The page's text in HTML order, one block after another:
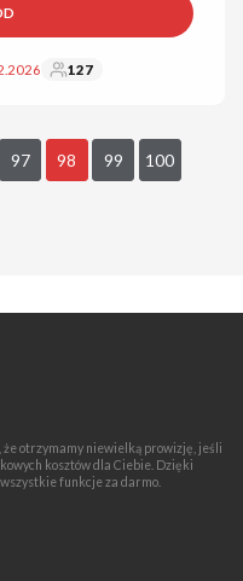
127
97 98 99 100
otrzymamy niewielką prowizję, jeśli
kosztów dla Ciebie. Dzięki
funkcje za darmo.